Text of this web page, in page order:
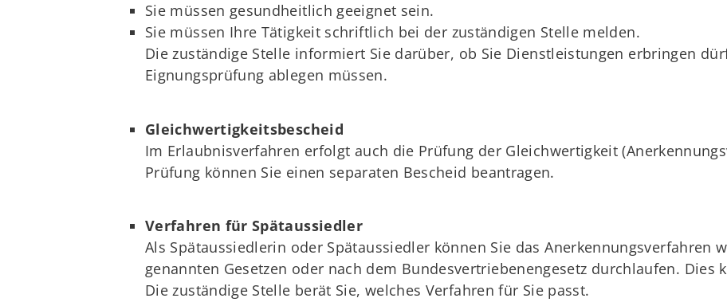
Sie müssen gesundheitlich geeignet sein.
Sie müssen Ihre Tätigkeit schriftlich bei der zuständigen Stelle melden.
Die zuständige Stelle informiert Sie darüber, ob Sie Dienstleistungen erbringen
Eignungsprüfung ablegen müssen.
Gleichwertigkeitsbescheid
Im Erlaubnisverfahren erfolgt auch die Prüfung der Gleichwertigkeit
Prüfung können Sie einen separaten Bescheid beantragen.
Verfahren für Spätaussiedler
Als Spätaussiedlerin oder Spätaussiedler können Sie das Anerkennungsverfahren
genannten Gesetzen oder nach dem Bundesvertriebenengesetz durchlaufen. Dies
Die zuständige Stelle berät Sie, welches Verfahren für Sie passt.